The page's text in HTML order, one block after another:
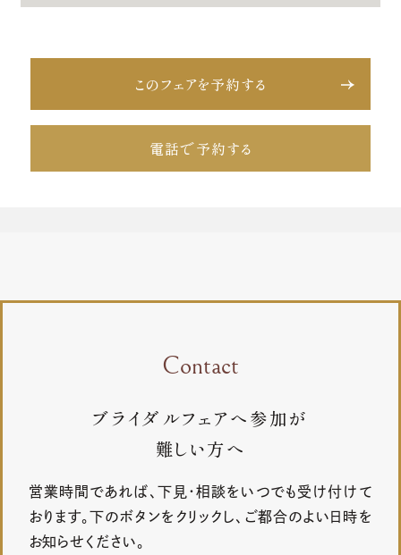
このフェアを予約する
電話で予約する
Contact
ブライダルフェアへ参加が
難しい方へ
営業時間であれば、下見・相談をいつでも受け付けて
おります。下のボタンをクリックし、ご都合のよい日時を
お知らせください。